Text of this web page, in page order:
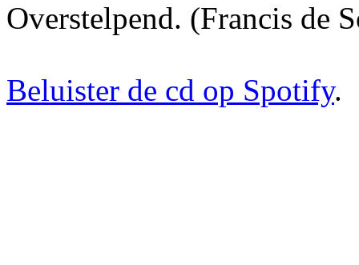
Overstelpend. (Francis de
Beluister de cd op Spotify.